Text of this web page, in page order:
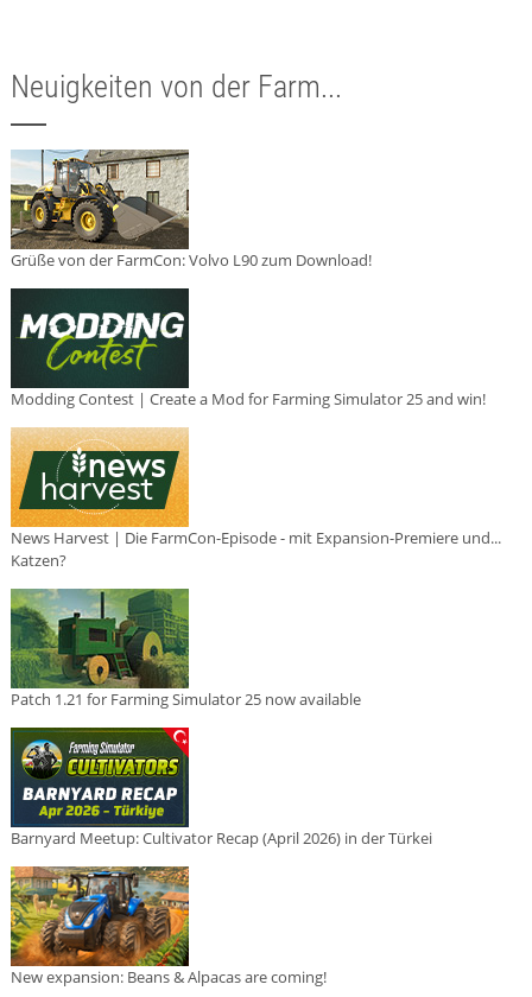
Neuigkeiten von der Farm...
Grüße von der FarmCon: Volvo L90 zum Download!
Modding Contest | Create a Mod for Farming Simulator 25 and win!
News Harvest | Die FarmCon-Episode - mit Expansion-Premiere und...
Katzen?
Patch 1.21 for Farming Simulator 25 now available
Barnyard Meetup: Cultivator Recap (April 2026) in der Türkei
New expansion: Beans & Alpacas are coming!